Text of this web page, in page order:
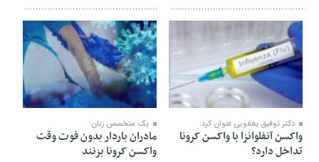
۲۷ مهر ۱۴۰۰
دکتر توفیق یعقوبی عنوان کرد:
واکسن آنفلوانزا با واکسن کرونا
تداخل دارد؟
۲۰ شهریور ۱۴۰۰
یک متخصص زنان:
مادران باردار بدون فوت وقت
واکسن کرونا بزنند